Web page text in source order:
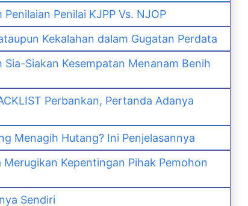
Penilai KJPP Vs. NJOP
Kekalahan dalam Gugatan Perdata
Sia-Siakan Kesempatan Menanam Benih
Perbankan, Pertanda Adanya
Menagih Hutang? Ini Penjelasannya
Kepentingan Pihak Pemohon
Sendiri